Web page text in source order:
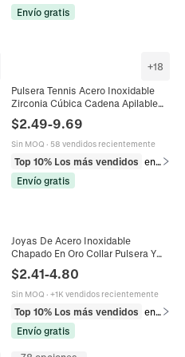
Envío gratis
+18
Pulsera Tennis Acero Inoxidable
Zirconia Cúbica Cadena Apilable
Joyería Moda Mujeres
Impermeable Hipoalergénica Lujo
$2.49-9.69
Sin MOQ · 58 vendidos recientemente
Top 10% Los más vendidos
en Pulseras
Envío gratis
Joyas De Acero Inoxidable
Chapado En Oro Collar Pulsera Y
Tenis Circonita Para Mujer
$2.41-4.80
Sin MOQ · +1K vendidos recientemente
Top 10% Los más vendidos
Envío gratis